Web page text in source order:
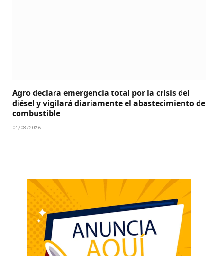
Agro declara emergencia total por la crisis del
diésel y vigilará diariamente el abastecimiento de
combustible
04/08/2026